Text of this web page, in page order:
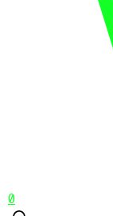
0